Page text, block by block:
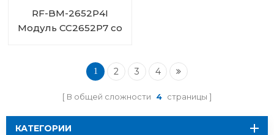
RF-BM-2652P4I
Модуль CC2652P7 со
1 2 3 4
В общей сложности 4 страницы
КАТЕГОРИИ